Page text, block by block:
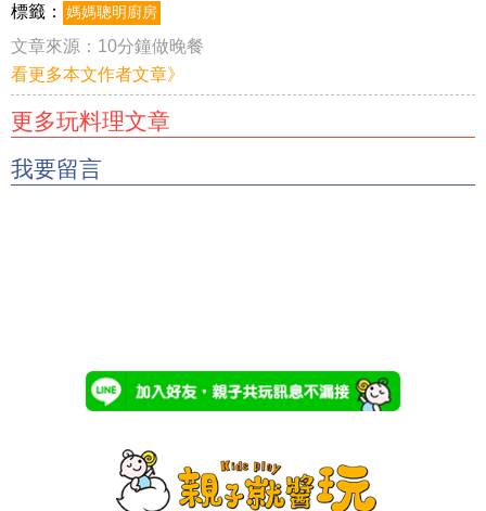
標籤： 媽媽聰明廚房
文章來源： 10分鐘做晚餐
看更多本文作者文章》
更多玩料理文章
我要留言